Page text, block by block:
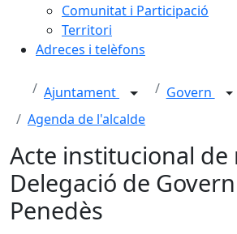
Comunitat i Participació
Territori
Adreces i telèfons
Ajuntament
Govern
Agenda de l'alcalde
Acte institucional de
Delegació de
Penedès